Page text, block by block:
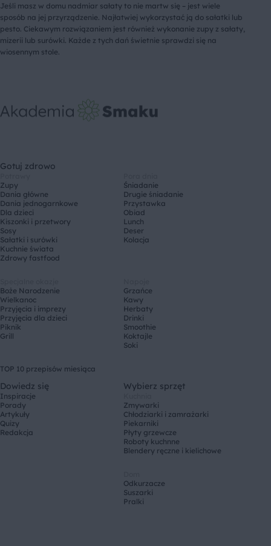
Jeśli masz w domu nadmiar sałaty to nie martw się – jest wiele
sposób na jej przyrządzenie. Najłatwiej wykorzystać ją do sałatki lub
pesto. Ciekawym rozwiązaniem jest również wykonanie zupy z sałaty,
mizerii lub surówki. Każde z tych dań świetnie sprawdzi się na
wiosennym stole.
Gotuj zdrowo
Zupy
Dania główne
Dania jednogarnkowe
Dla dzieci
Kiszonki i przetwory
Sosy
Sałatki i surówki
Kuchnie świata
Zdrowy fastfood
Śniadanie
Drugie śniadanie
Przystawka
Obiad
Lunch
Deser
Kolacja
Boże Narodzenie
Wielkanoc
Przyjęcia i imprezy
Przyjęcia dla dzieci
Piknik
Grill
Grzańce
Kawy
Herbaty
Drinki
Smoothie
Koktajle
Soki
TOP 10 przepisów miesiąca
Dowiedz się
Inspiracje
Porady
Artykuły
Quizy
Redakcja
Wybierz sprzęt
Zmywarki
Chłodziarki i zamrażarki
Piekarniki
Płyty grzewcze
Roboty kuchnne
Blendery ręczne i kielichowe
Odkurzacze
Suszarki
Pralki